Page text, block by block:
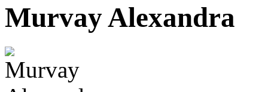
Murvay Alexandra